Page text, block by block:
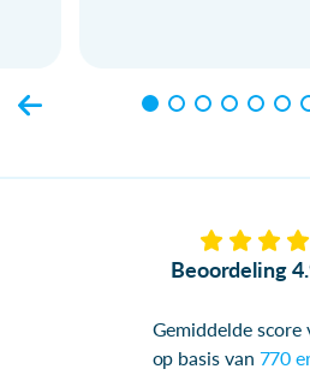
Beoordeling
Gemiddelde score
op basis van 770